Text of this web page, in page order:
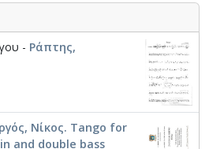
(φλάουτο με ράμφος),
όπως οι Ε. Καραΐνδρου, Θ.
J. Müller-Wielan. Έχει
ECM (Ελένη Καραΐνδρου, Το
και για την Άρκυς (Γιώργος
Παράλληλα με τη
συμμετείχε σε
λαμβάνοντας τιμητικές
το Castelfidardo, το Moers,
- Ράπτης,
Νίκος. Tango for
and double bass